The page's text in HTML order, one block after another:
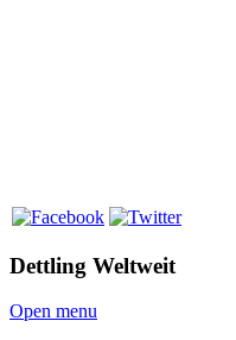
Dettling Weltweit
Open menu